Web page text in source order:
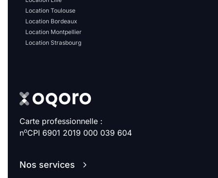
Location Toulouse
Location Bordeaux
Location Montpellier
Location Strasbourg
Carte professionnelle :
noCPI 6901 2019 000 039 604
Nos services